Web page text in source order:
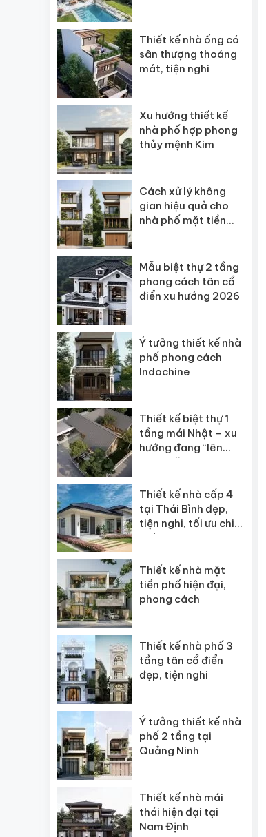
Thiết kế nhà ống có
sân thượng thoáng
mát, tiện nghi
Xu hướng thiết kế
nhà phố hợp phong
thủy mệnh Kim
Cách xử lý không
gian hiệu quả cho
nhà phố mặt tiền
Mẫu biệt thự 2 tầng
phong cách tân cổ
điển xu hướng 2026
Ý tưởng thiết kế nhà
phố phong cách
Indochine
Thiết kế biệt thự 1
tầng mái Nhật – xu
hướng đang “lên
ngôi” năm 2026
Thiết kế nhà cấp 4
tại Thái Bình đẹp,
tiện nghi, tối ưu chi
phí
Thiết kế nhà mặt
tiền phố hiện đại,
phong cách
Thiết kế nhà phố 3
tầng tân cổ điển
đẹp, tiện nghi
Ý tưởng thiết kế nhà
phố 2 tầng tại
Quảng Ninh
Thiết kế nhà mái
thái hiện đại tại
Nam Định